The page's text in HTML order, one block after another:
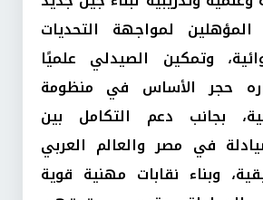
لمواجهة التحديات
وتمكين الصيدلي علميًا
حجر الأساس في منظومة
بجانب دعم التكامل بين
في مصر والعالم العربي
وبناء نقابات مهنية قوية